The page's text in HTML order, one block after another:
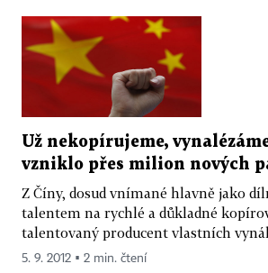
Už nekopírujeme,
vzniklo přes milion nových
Z Číny, dosud vnímané hlavně jako
talentem na rychlé a důkladné
talentovaný producent vlastních
5. 9. 2012 ▪ 2 min. čtení